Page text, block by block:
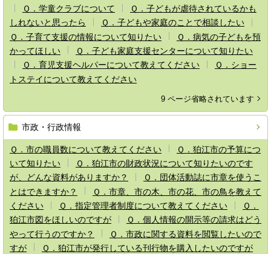
Ｑ．学童クラブについて
Ｑ．子どもが虐待されているかも
しれないと思ったら
Ｑ．子どもや家庭のことで相談したい
Ｑ．子育て支援の情報について知りたい
Ｑ．病気の子どもを預
かってほしい
Ｑ．子ども家庭支援センターについて知りたい
Ｑ．育児支援ヘルパーについて教えてください
Ｑ．ショー
トステイについて教えてください
9 ページ省略されています
市政・行政情報
Ｑ．市の職員数について教えてください
Ｑ．狛江市の予算につ
いて知りたい
Ｑ．狛江市の財政状況について知りたいのです
が、どんな資料がありますか？
Ｑ．団体活動誌に市章を使うこ
とはできますか？
Ｑ．市章、市の木、市の花、市の鳥を教えて
ください
Ｑ．指定管理者制度について教えてください
Ｑ．
狛江市図をほしいのですが
Ｑ．個人情報の開示等の請求はどう
やって行うのですか？
Ｑ．市政に関する資料を閲覧したいので
すが
Ｑ．狛江市が発行している刊行物を購入したいのですが